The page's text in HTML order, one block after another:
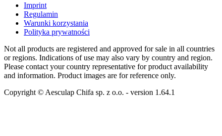
Imprint
Regulamin
Warunki korzystania
Polityka prywatności
Not all products are registered and approved for sale in all countries
or regions. Indications of use may also vary by country and region.
Please contact your country representative for product availability
and information. Product images are for reference only.
Copyright © Aesculap Chifa sp. z o.o. - version 1.64.1